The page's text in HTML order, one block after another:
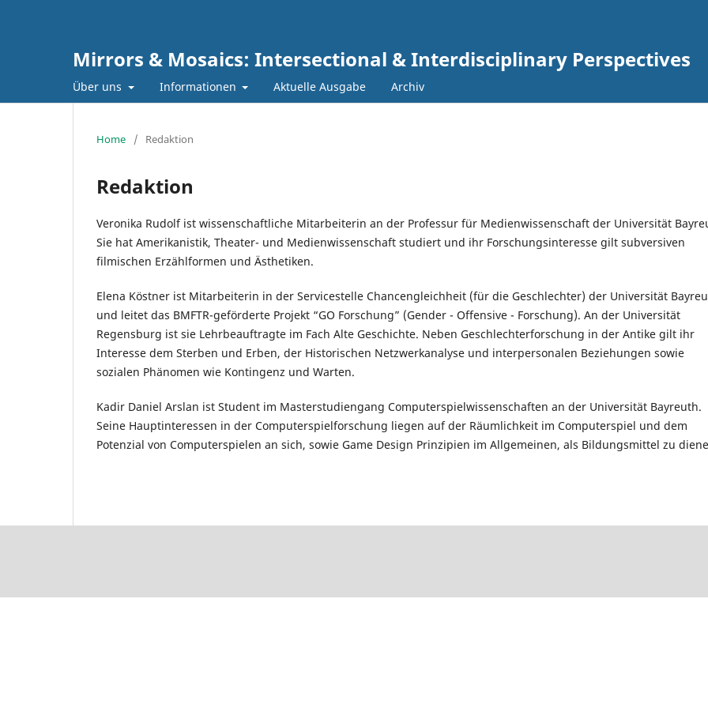
Mirrors & Mosaics: Intersectional & Interdisciplinary Perspectives
Über uns Informationen Aktuelle Ausgabe Archiv
Home / Redaktion
Redaktion
Veronika Rudolf ist wissenschaftliche Mitarbeiterin an der Professur für Medienwissenschaft der Universität
Sie hat Amerikanistik, Theater- und Medienwissenschaft studiert und ihr Forschungsinteresse gilt subversiven
filmischen Erzählformen und Ästhetiken.
Elena Köstner ist Mitarbeiterin in der Servicestelle Chancengleichheit (für die Geschlechter) der Universität
und leitet das BMFTR-geförderte Projekt “GO Forschung” (Gender - Offensive - Forschung). An der Universität
Regensburg ist sie Lehrbeauftragte im Fach Alte Geschichte. Neben Geschlechterforschung in der Antike gilt ihr
Interesse dem Sterben und Erben, der Historischen Netzwerkanalyse und interpersonalen Beziehungen sowie
sozialen Phänomen wie Kontingenz und Warten.
Kadir Daniel Arslan ist Student im Masterstudiengang Computerspielwissenschaften an der Universität Bayreuth.
Seine Hauptinteressen in der Computerspielforschung liegen auf der Räumlichkeit im Computerspiel und dem
Potenzial von Computerspielen an sich, sowie Game Design Prinzipien im Allgemeinen, als Bildungsmittel zu